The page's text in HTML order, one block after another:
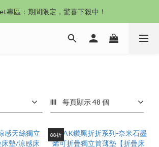
｜想躺就躺，頭等艙到商務艙一次擁有
專區：期間限定，驚喜下殺中！
｜想躺就躺，頭等艙到商務艙一次擁有
每頁顯示 48 個
88折